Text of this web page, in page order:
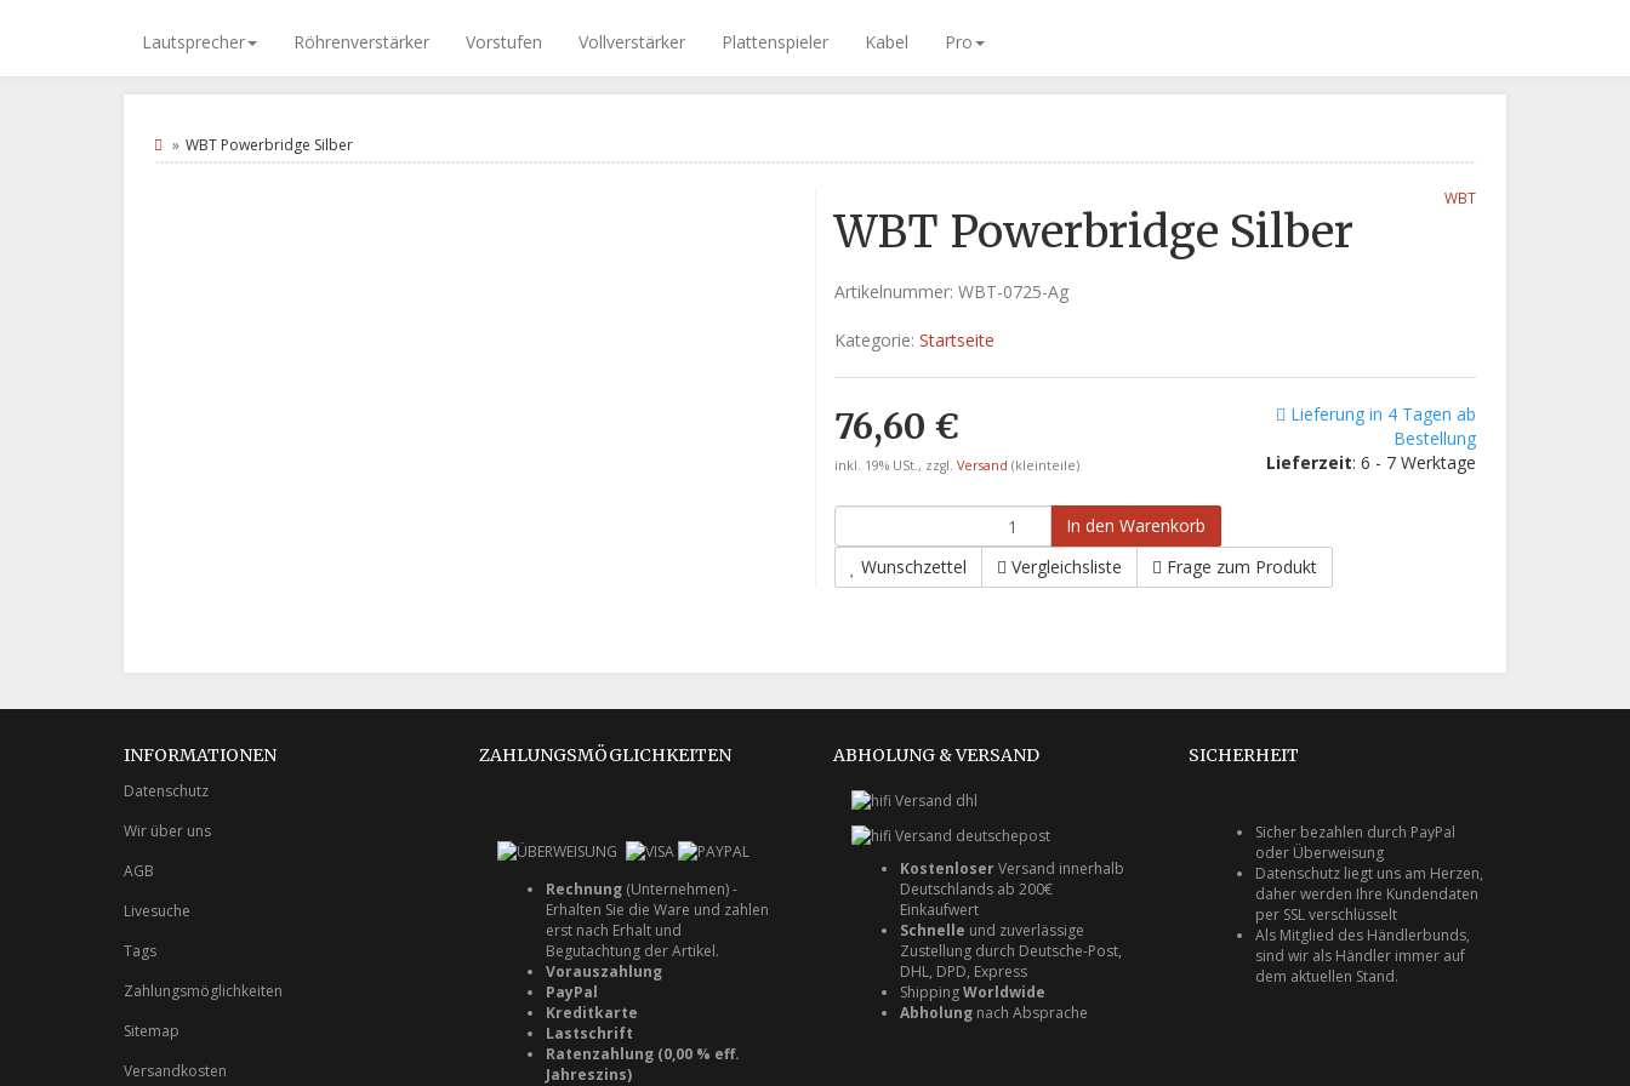
Lautsprecher Röhrenverstärker Vorstufen Vollverstärker Plattenspieler Kabel Pro
WBT Powerbridge Silber
WBT
WBT Powerbridge Silber
Artikelnummer: WBT-0725-Ag
Kategorie: Startseite
76,60 €
inkl. 19% USt., zzgl. Versand (kleinteile)
Lieferung in 4 Tagen ab
Bestellung
Lieferzeit: 6 - 7 Werktage
In den Warenkorb
Wunschzettel
Vergleichsliste Frage zum Produkt
INFORMATIONEN
Datenschutz
Wir über uns
AGB
Livesuche
Tags
Zahlungsmöglichkeiten
Sitemap
Versandkosten
ZAHLUNGSMÖGLICHKEITEN
Rechnung(Unternehmen) -
Erhalten Sie die Ware und zahlen
erst nach Erhalt und
Begutachtung der Artikel.
Vorauszahlung
PayPal
Kreditkarte
Lastschrift
Ratenzahlung (0,00 % eff.
Jahreszins)
ABHOLUNG & VERSAND
KostenloserVersand innerhalb
Deutschlands ab 200€
Einkaufwert
Schnelle und zuverlässige
Zustellung durch Deutsche-Post,
DHL, DPD, Express
ShippingWorldwide
Abholung nach Absprache
SICHERHEIT
Sicher bezahlen durch PayPal
oder Überweisung
Datenschutz liegt uns am Herzen,
daher werden Ihre Kundendaten
per SSL verschlüsselt
Als Mitglied des Händlerbunds,
sind wir als Händler immer auf
dem aktuellen Stand.